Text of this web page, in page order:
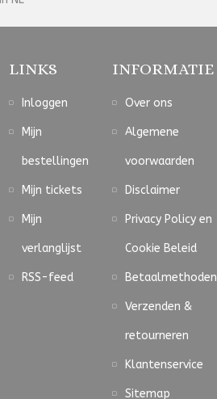
LINKS
Inloggen
Mijn
bestellingen
Mijn tickets
Mijn
verlanglijst
RSS-feed
INFORMATIE
Over ons
Algemene
voorwaarden
Disclaimer
Privacy Policy en
Cookie Beleid
Betaalmethoden
Verzenden &
retourneren
Klantenservice
Sitemap